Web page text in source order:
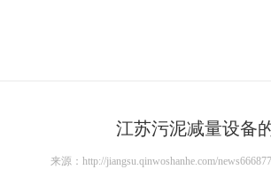
江苏污泥减量设备
来源：http://jiangsu.qinwoshanhe.com/